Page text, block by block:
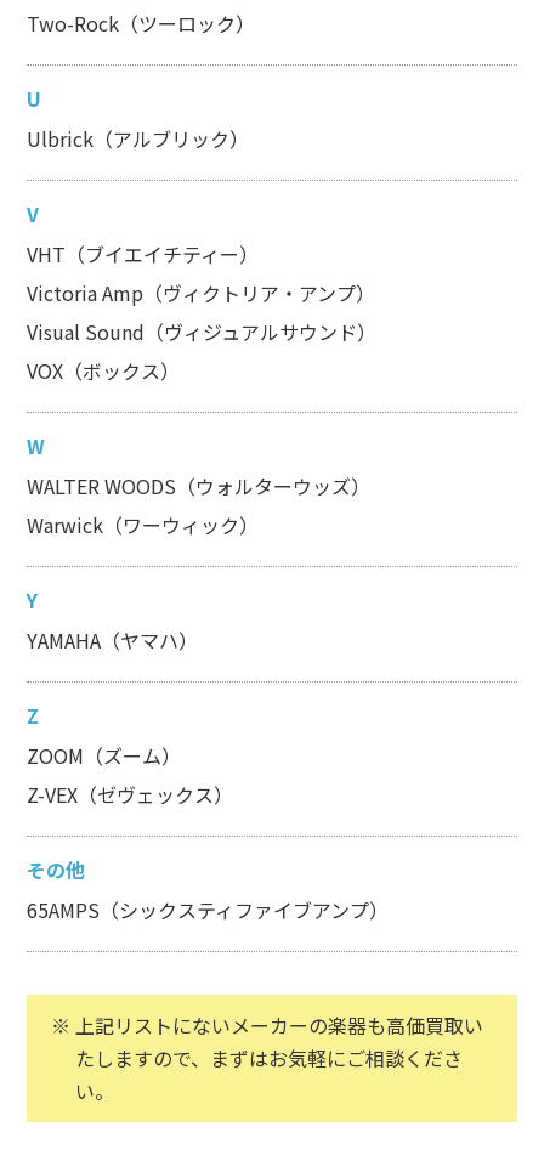
Two-Rock（ツーロック）
U
Ulbrick（アルブリック）
V
VHT（ブイエイチティー）
Victoria Amp（ヴィクトリア・アンプ）
Visual Sound（ヴィジュアルサウンド）
VOX（ボックス）
W
WALTER WOODS（ウォルターウッズ）
Warwick（ワーウィック）
Y
YAMAHA（ヤマハ）
Z
ZOOM（ズーム）
Z-VEX（ゼヴェックス）
その他
65AMPS（シックスティファイブアンプ）
上記リストにないメーカーの楽器も高価買取い
たしますので、まずはお気軽にご相談くださ
い。